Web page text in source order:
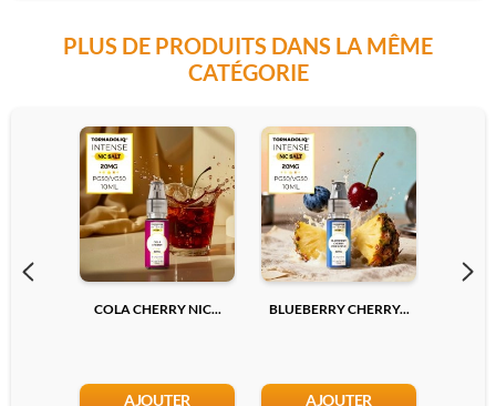
PLUS DE PRODUITS DANS LA MÊME
CATÉGORIE
COLA CHERRY NIC...
AJOUTER
BLUEBERRY CHERRY...
AJOUTER